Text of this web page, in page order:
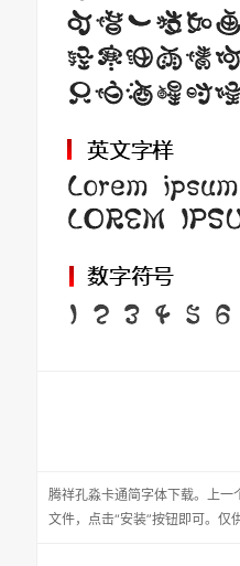
腾祥孔淼卡通简字体下载。 上一
文件，点击“安装”按钮即可。仅